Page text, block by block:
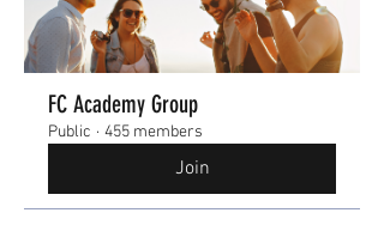
FC Academy Group
Public · 455 members
Join